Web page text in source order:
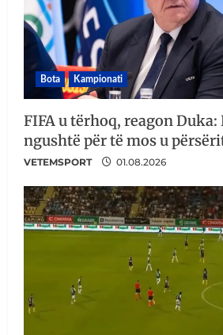
Bota Kampionati
FIFA u tërhoq, reagon Duka:
ngushtë për të mos u
VETEMSPORT 01.08.2026